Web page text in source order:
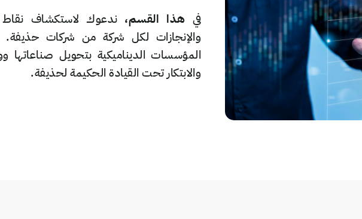
في هذا القسم، ندعوك لاستكشاف نقاط
والإنجازات لكل شركة من شركات
المؤسسات الديناميكية بتحويل صناعاتها
والابتكار تحت القيادة الحكيمة لحذيفة.